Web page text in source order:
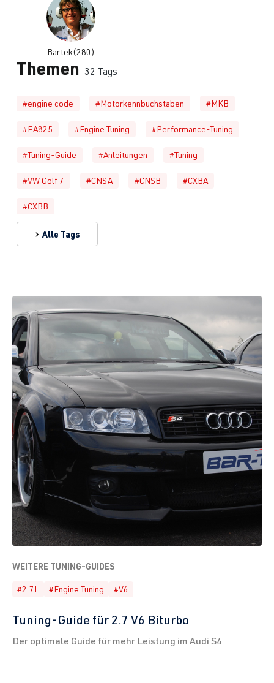
Bartek(280)
Themen 32 Tags
#engine code #Motorkennbuchstaben #MKB
#EA825 #Engine Tuning #Performance-Tuning
#Tuning-Guide #Anleitungen #Tuning
#VW Golf 7 #CNSA #CNSB #CXBA
#CXBB
Alle Tags
WEITERE TUNING-GUIDES
#2.7L #Engine Tuning #V6
Tuning-Guide für 2.7 V6 Biturbo
Der optimale Guide für mehr Leistung im Audi S4